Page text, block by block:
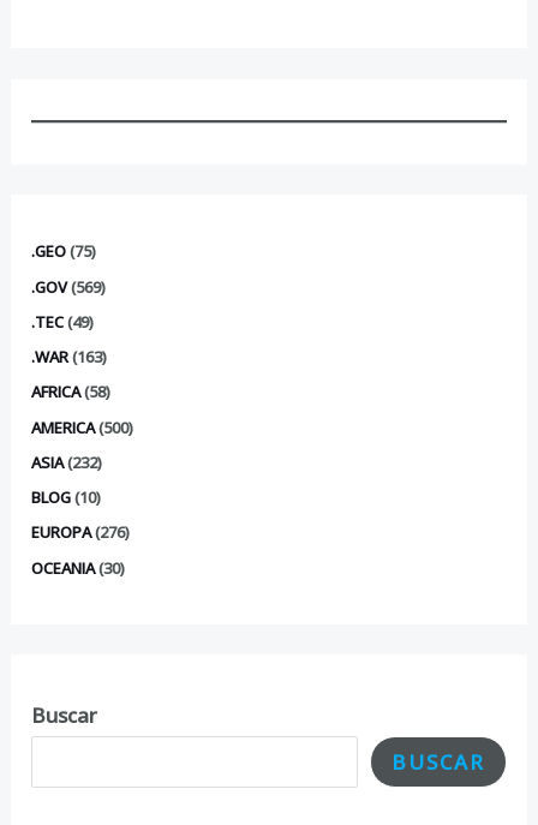
.GEO(75)
.GOV(569)
.TEC(49)
.WAR(163)
AFRICA(58)
AMERICA(500)
ASIA(232)
BLOG(10)
EUROPA(276)
OCEANIA(30)
Buscar
BUSCAR